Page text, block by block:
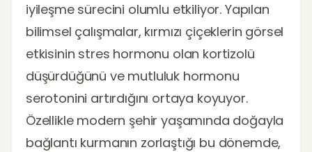
iyileşme sürecini olumlu etkiliyor. Yapılan
bilimsel çalışmalar, kırmızı çiçeklerin görsel
etkisinin stres hormonu olan kortizolü
düşürdüğünü ve mutluluk hormonu
serotonini artırdığını ortaya koyuyor.
Özellikle modern şehir yaşamında doğayla
bağlantı kurmanın zorlaştığı bu dönemde,